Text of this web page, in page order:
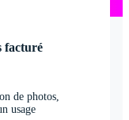
facturé
de photos,
usage